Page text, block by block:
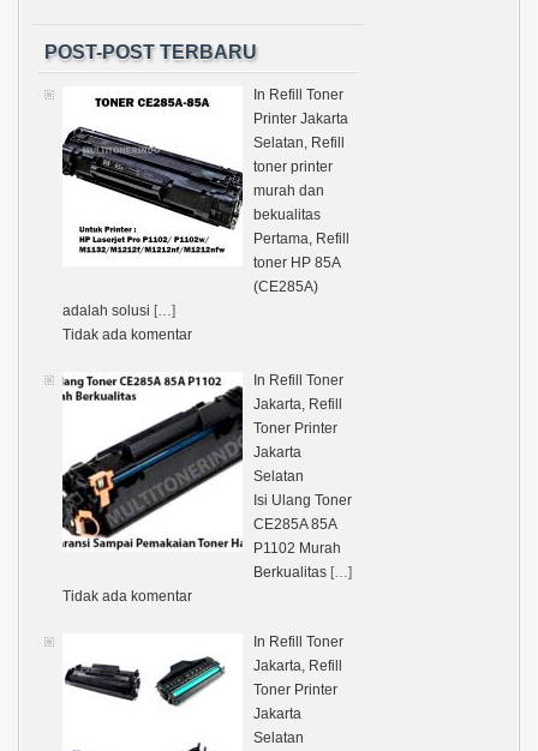
POST-POST TERBARU
In Refill Toner
Printer Jakarta
Selatan, Refill
toner printer
murah dan
bekualitas
Pertama, Refill
toner HP 85A
(CE285A)
adalah solusi […]
Tidak ada komentar
In Refill Toner
Jakarta, Refill
Toner Printer
Jakarta
Selatan
Isi Ulang Toner
CE285A 85A
P1102 Murah
Berkualitas […]
Tidak ada komentar
In Refill Toner
Jakarta, Refill
Toner Printer
Jakarta
Selatan